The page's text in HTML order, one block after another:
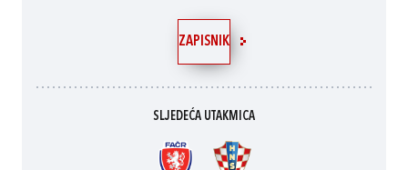
ZAPISNIK
SLJEDEĆA UTAKMICA